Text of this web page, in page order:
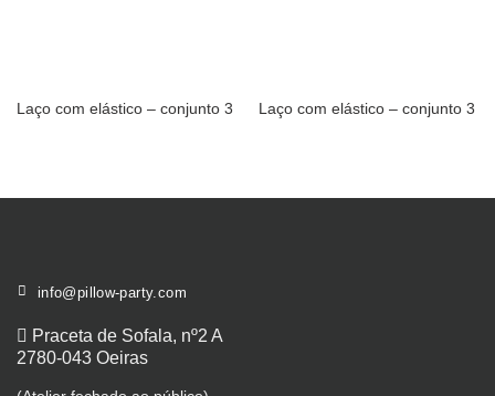
Laço com elástico – conjunto 3 Laço com elástico – conjunto 3
info@pillow-party.com
Praceta de Sofala, nº2 A
2780-043 Oeiras